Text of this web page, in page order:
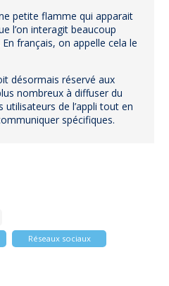
petite flamme qui apparait
l’on interagit beaucoup
français, on appelle cela le
désormais réservé aux
nombreux à diffuser du
de l’appli tout en
spécifiques.
Réseaux sociaux